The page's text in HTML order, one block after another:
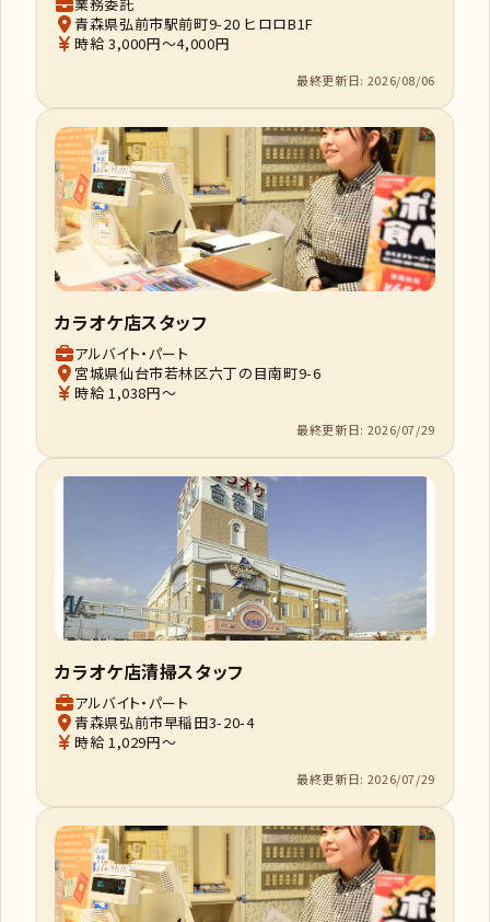
青森県弘前市駅前町9-20 ヒロロB1F
時給 3,000円～4,000円
最終更新日: 2026/08/06
カラオケ店スタッフ
アルバイト・パート
宮城県仙台市若林区六丁の目南町9-6
時給 1,038円～
最終更新日: 2026/07/29
カラオケ店清掃スタッフ
アルバイト・パート
青森県弘前市早稲田3-20-4
時給 1,029円～
最終更新日: 2026/07/29